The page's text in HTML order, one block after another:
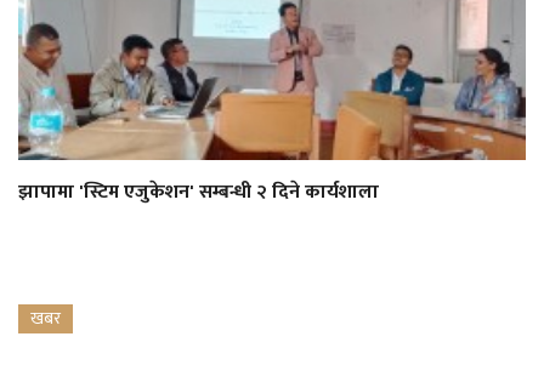
झापामा 'स्टिम एजुकेशन' सम्बन्धी २ दिने कार्यशाला
खबर